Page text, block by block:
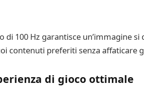
100 Hz garantisce un’immagine si
contenuti preferiti senza affaticare
di gioco ottimale